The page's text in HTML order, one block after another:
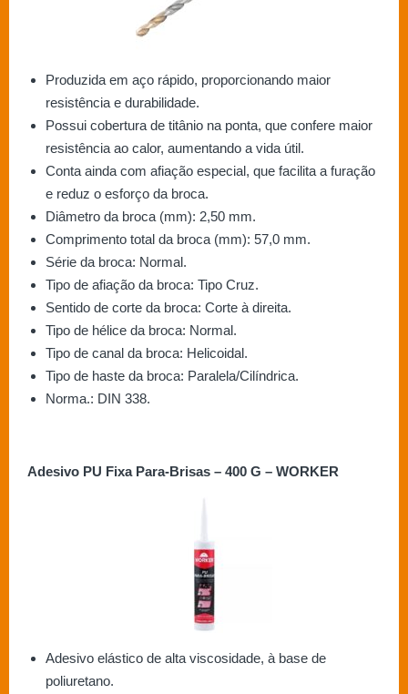
Produzida em aço rápido, proporcionando maior
resistência e durabilidade.
Possui cobertura de titânio na ponta, que confere maior
resistência ao calor, aumentando a vida útil.
Conta ainda com afiação especial, que facilita a furação
e reduz o esforço da broca.
Diâmetro da broca (mm): 2,50 mm.
Comprimento total da broca (mm): 57,0 mm.
Série da broca: Normal.
Tipo de afiação da broca: Tipo Cruz.
Sentido de corte da broca: Corte à direita.
Tipo de hélice da broca: Normal.
Tipo de canal da broca: Helicoidal.
Tipo de haste da broca: Paralela/Cilíndrica.
Norma.: DIN 338.
Adesivo PU Fixa Para-Brisas – 400 G – WORKER
Adesivo elástico de alta viscosidade, à base de
poliuretano.